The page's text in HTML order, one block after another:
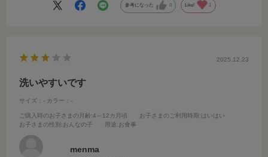
参考になった 0 Like! 1
2025.12.23
洗いやすいです
サイズ：- カラー：-
ご購入時のお子さまの月齢:4～12カ月頃 お子さまのご利用時期 :はいはい
お子さまの性別 :おんなの子 用途:お食事
menma